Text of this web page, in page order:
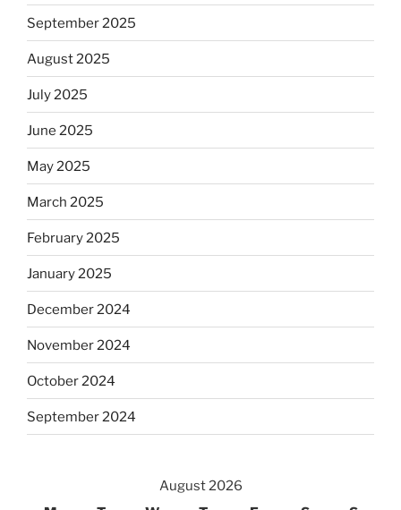
September 2025
August 2025
July 2025
June 2025
May 2025
March 2025
February 2025
January 2025
December 2024
November 2024
October 2024
September 2024
August 2026